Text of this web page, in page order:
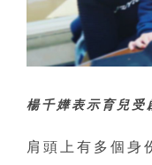
楊千嬅表示育兒受
肩頭上有多個